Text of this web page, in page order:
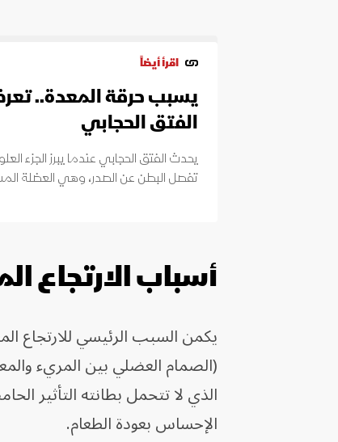
اقرأ أيضاً
يسبب حرقة المعدة..
الفتق الحجابي
يحدث الفتق الحجابي عندما يبرز الجزء
تفصل البطن عن الصدر، وهي العضلة
أسباب الارتجاع
يكمن السبب الرئيسي للارتجاع
(الصمام العضلي بين المريء
الذي لا تتحمل بطانته التأثير
الإحساس بعودة الطعام.